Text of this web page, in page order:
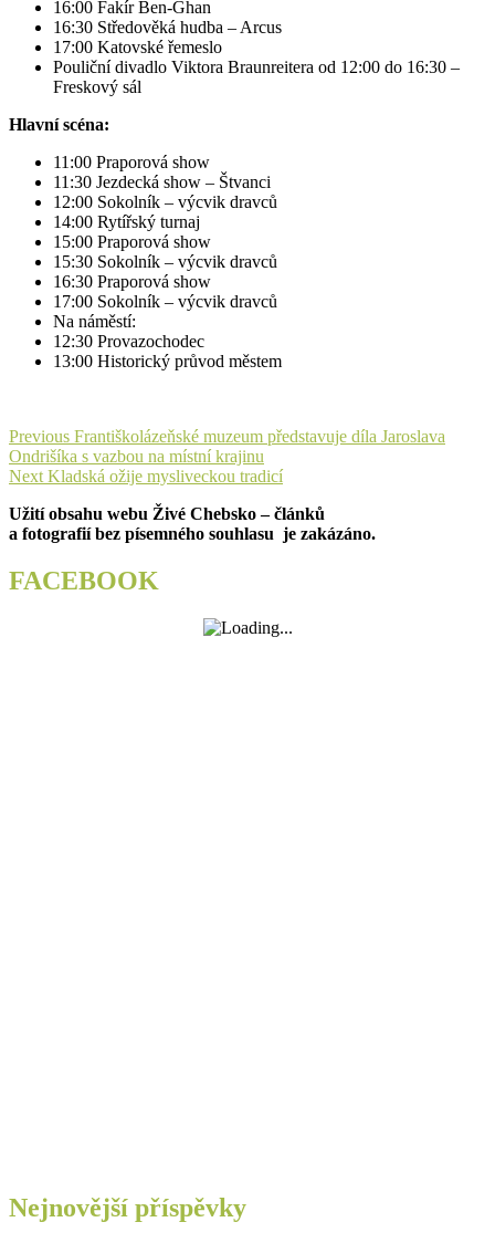
16:00 Fakír Ben-Ghan
16:30 Středověká hudba – Arcus
17:00 Katovské řemeslo
Pouliční divadlo Viktora Braunreitera od 12:00 do 16:30 –
Freskový sál
Hlavní scéna:
11:00 Praporová show
11:30 Jezdecká show – Štvanci
12:00 Sokolník – výcvik dravců
14:00 Rytířský turnaj
15:00 Praporová show
15:30 Sokolník – výcvik dravců
16:30 Praporová show
17:00 Sokolník – výcvik dravců
Na náměstí:
12:30 Provazochodec
13:00 Historický průvod městem
Navigace
pro
příspěvek
Previous Previous
post:
Františkolázeňské muzeum představuje díla Jaroslava
Ondrišíka s vazbou na místní krajinu
Next Next
Kladská ožije mysliveckou tradicí
Užití obsahu webu Živé Chebsko – článků
a fotografií bez písemného souhlasu je zakázáno.
FACEBOOK
Nejnovější příspěvky